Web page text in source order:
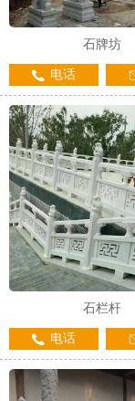
石牌坊
电话
石栏杆
电话